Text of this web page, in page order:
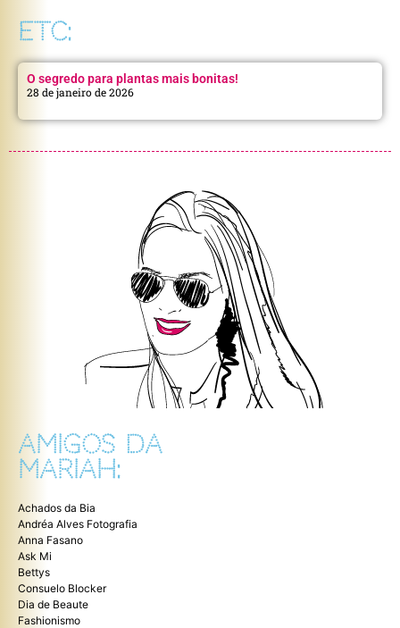
ETC:
O segredo para plantas mais bonitas!
28 de janeiro de 2026
AMIGOS DA
MARIAH:
Achados da Bia
Andréa Alves Fotografia
Anna Fasano
Ask Mi
Bettys
Consuelo Blocker
Dia de Beaute
Fashionismo